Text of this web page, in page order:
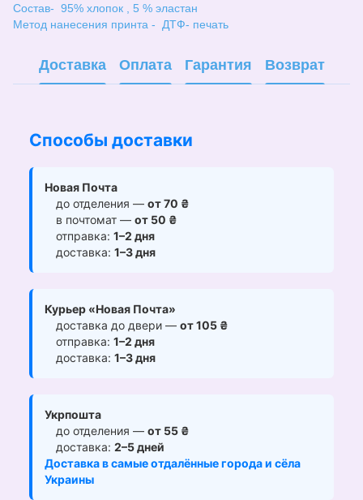
Состав- 95% хлопок , 5 % эластан
Метод нанесения принта - ДТФ- печать
Доставка Оплата Гарантия Возврат
Способы доставки
Новая Почта
до отделения — от 70 ₴
в почтомат — от 50 ₴
отправка: 1–2 дня
доставка: 1–3 дня
Курьер «Новая Почта»
доставка до двери — от 105 ₴
отправка: 1–2 дня
доставка: 1–3 дня
Укрпошта
до отделения — от 55 ₴
доставка: 2–5 дней
Доставка в самые отдалённые города и сёла
Украины